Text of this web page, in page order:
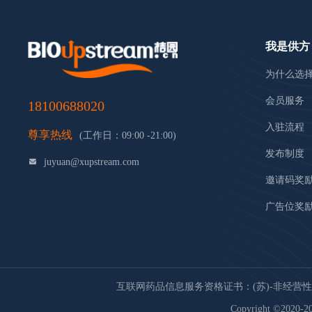
18100688020
尊享热线 (工作日：09:00 -21:00)
juyuan@xupstream.com
我是供方
为什么选
会员服务
入驻流程
发布制度
邀请码奖
广告位奖
互联网药品信息服务资格证书：(苏)-非经营性
Copyright ©2020-